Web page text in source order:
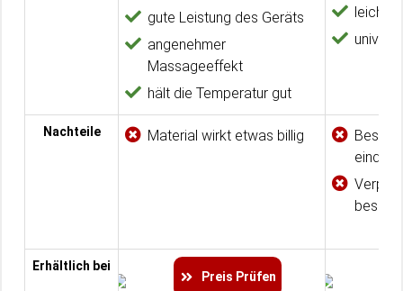
gute Leistung des Geräts
angenehmer
Massageeffekt
hält die Temperatur gut
leicht
Nachteile Material wirkt etwas billig
besser
Erhältlich bei
Preis Prüfen